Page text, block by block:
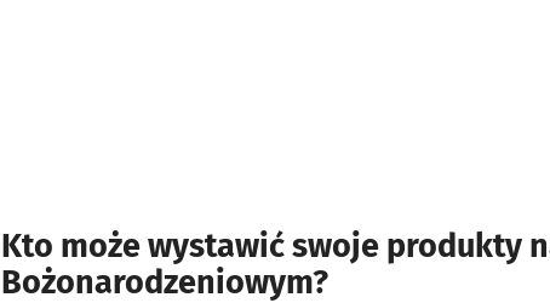
Kto może wystawić swoje produkty
Bożonarodzeniowym?